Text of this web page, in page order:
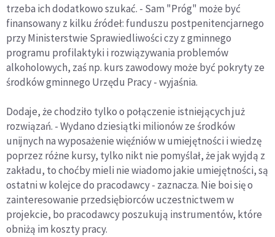
trzeba ich dodatkowo szukać. - Sam "Próg" może być
finansowany z kilku źródeł: funduszu postpenitencjarnego
przy Ministerstwie Sprawiedliwości czy z gminnego
programu profilaktyki i rozwiązywania problemów
alkoholowych, zaś np. kurs zawodowy może być pokryty ze
środków gminnego Urzędu Pracy - wyjaśnia.
Dodaje, że chodziło tylko o połączenie istniejących już
rozwiązań. - Wydano dziesiątki milionów ze środków
unijnych na wyposażenie więźniów w umiejętności i wiedzę
poprzez różne kursy, tylko nikt nie pomyślał, że jak wyjdą z
zakładu, to choćby mieli nie wiadomo jakie umiejętności, są
ostatni w kolejce do pracodawcy - zaznacza. Nie boi się o
zainteresowanie przedsiębiorców uczestnictwem w
projekcie, bo pracodawcy poszukują instrumentów, które
obniżą im koszty pracy.